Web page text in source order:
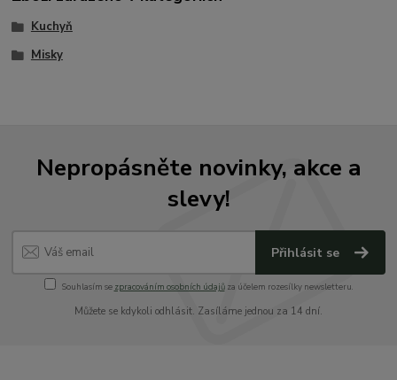
Kuchyň
Misky
Nepropásněte novinky, akce a
slevy!
Přihlásit se
Souhlasím se zpracováním osobních údajůza účelem rozesílky newsletteru.
Můžete se kdykoli odhlásit. Zasíláme jednou za 14 dní.